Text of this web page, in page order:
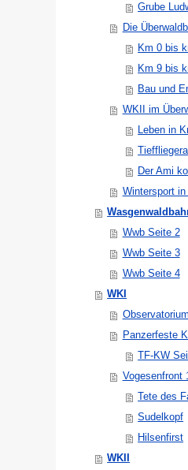
Grube
Die
Km 0 bis
Km 9 bis
Bau und
WKII im
Leben in
Der Ami
Wintersport
Wwb Seite 2
Wwb Seite 3
Wwb Seite 4
WKI
Panzerfeste
TF-KW
Vogesenfront
Tete des
Sudelkopf
Hilsenfirst
WKII